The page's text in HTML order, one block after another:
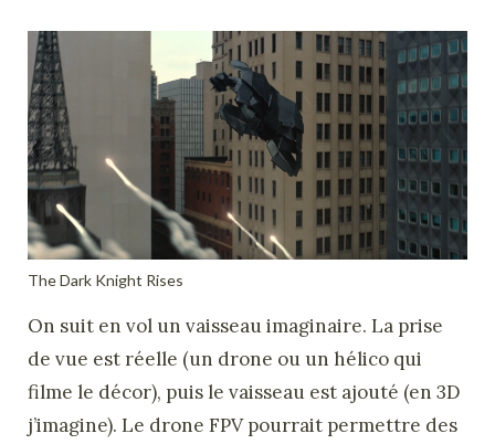
The Dark Knight Rises
On suit en vol un vaisseau imaginaire. La prise
de vue est réelle (un drone ou un hélico qui
filme le décor), puis le vaisseau est ajouté (en 3D
j’imagine). Le drone FPV pourrait permettre des